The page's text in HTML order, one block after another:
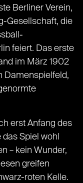
Berliner Verein,
Gesellschaft, die
feiert. Das erste
im März 1902
Damenspielfeld,
erst Anfang des
Spiel wohl
– kein Wunder,
greifen
roten Kelle.